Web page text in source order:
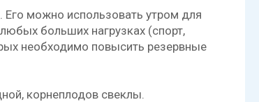
Его можно использовать утром для
больших нагрузках (спорт,
необходимо повысить резервные
корнеплодов свеклы.